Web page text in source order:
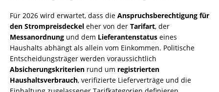
Für 2026 wird erwartet, dass die Anspruchsberechtigung für
den Strompreisdeckel eher von der Tarifart, der
Messanordnung und dem Lieferantenstatus eines
Haushalts abhängt als allein vom Einkommen. Politische
Entscheidungsträger werden voraussichtlich
Absicherungskriterien rund um registrierten
Haushaltsverbrauch, verifizierte Lieferverträge und die